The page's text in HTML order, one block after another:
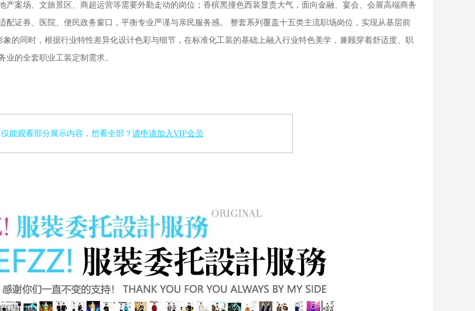
案场、文旅景区、商超运营等需要外勤走动的岗位；香槟黑撞色西装显贵大气，面向金融、宴会、会展高端商务
证券、医院、便民政务窗口，平衡专业严谨与亲民服务感。 整套系列覆盖十五类主流职场岗位，实现从基层前
的同时，根据行业特性差异化设计色彩与细节，在标准化工装的基础上融入行业特色美学，兼顾穿着舒适度、职
的全套职业工装定制需求。
能观看部分展示内容，想看全部？ 请申请加入VIP会员